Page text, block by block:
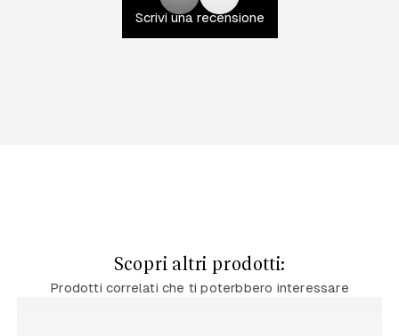
Scrivi una recensione
Scopri altri prodotti:
Prodotti correlati che ti poterbbero interessare